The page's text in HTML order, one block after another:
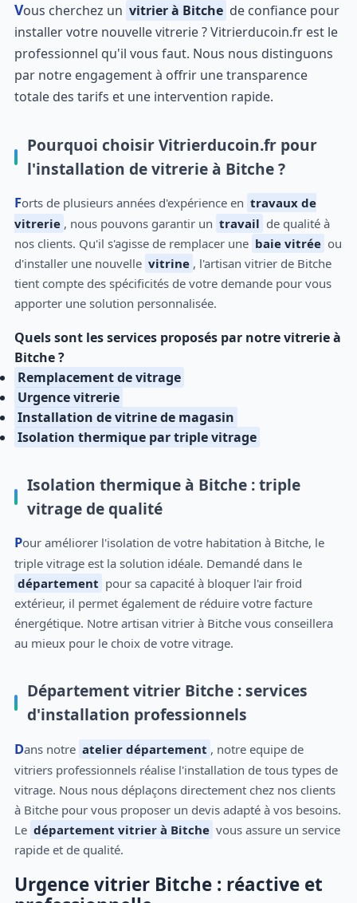
Vous cherchez un vitrier à Bitche de confiance pour
installer votre nouvelle vitrerie ? Vitrierducoin.fr est le
professionnel qu'il vous faut. Nous nous distinguons
par notre engagement à offrir une transparence
totale des tarifs et une intervention rapide.
Pourquoi choisir Vitrierducoin.fr pour
l'installation de vitrerie à Bitche ?
Forts de plusieurs années d'expérience en travaux de
vitrerie , nous pouvons garantir un travail de qualité à
nos clients. Qu'il s'agisse de remplacer une baie vitrée ou
d'installer une nouvelle vitrine , l'artisan vitrier de Bitche
tient compte des spécificités de votre demande pour vous
apporter une solution personnalisée.
Quels sont les services proposés par notre vitrerie à
Bitche ?
Remplacement de vitrage
Urgence vitrerie
Installation de vitrine de magasin
Isolation thermique par triple vitrage
Isolation thermique à Bitche : triple
vitrage de qualité
Pour améliorer l'isolation de votre habitation à Bitche, le
triple vitrage est la solution idéale. Demandé dans le
département pour sa capacité à bloquer l'air froid
extérieur, il permet également de réduire votre facture
énergétique. Notre artisan vitrier à Bitche vous conseillera
au mieux pour le choix de votre vitrage.
Département vitrier Bitche : services
d'installation professionnels
Dans notre atelier département , notre equipe de
vitriers professionnels réalise l'installation de tous types de
vitrage. Nous nous déplaçons directement chez nos clients
à Bitche pour vous proposer un devis adapté à vos besoins.
Le département vitrier à Bitche vous assure un service
rapide et de qualité.
Urgence vitrier Bitche : réactive et